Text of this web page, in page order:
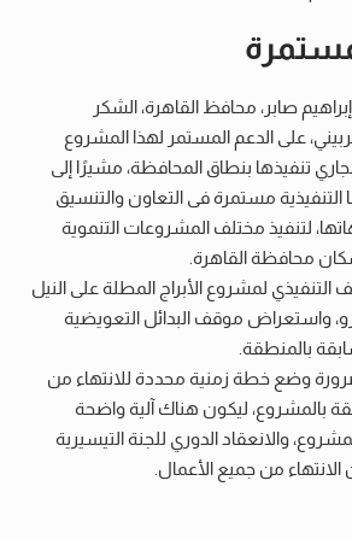
صابر، محافظ القاهرة، الشكر
على الدعم المستمر لهذا المشروع
تنفيذها بنطاق المحافظة، مشيرًا إلى
التنفيذية مستمرة فى التعاون والتنسيق
لتنفيذ مختلف المشروعات التنموية
محافظة القاهرة.
التنفيذي لمشروع الأبراج المطلة على النيل
واستعراض موقف البدائل التعويضية
بالمنطقة.
وضع خطة زمنية محددة للانتهاء من
بالمشروع، ليكون هناك آلية واضحة
والانعقاد الدوري للجنة التيسيرية
من جميع الأعمال.